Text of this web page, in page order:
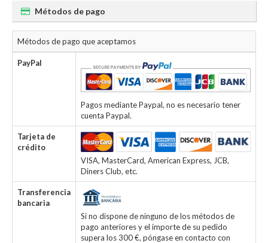
Métodos de pago
Métodos de pago que aceptamos
PayPal
Pagos mediante Paypal, no es necesario tener
cuenta Paypal.
Tarjeta de
crédito
VISA, MasterCard, American Express, JCB,
Diners Club, etc.
Transferencia
bancaria
Si no dispone de ninguno de los métodos de
pago anteriores y el importe de su pedido
supera los 300 €, póngase en contacto con